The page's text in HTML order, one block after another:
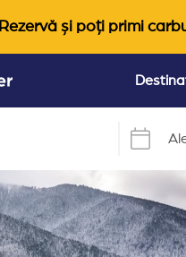
Rezervă și poți primi